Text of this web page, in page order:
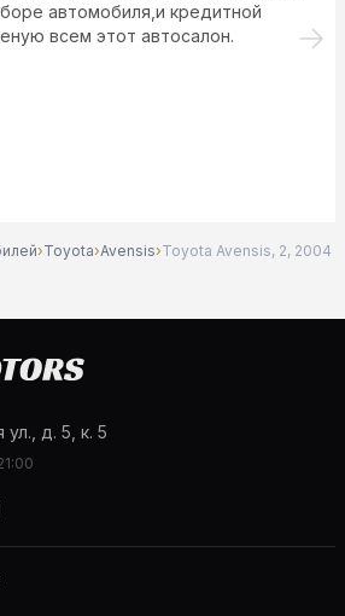
автомобиля,и кредитной
всем этот автосалон.
›Toyota›Avensis›Toyota Avensis, 2, 2004
д. 5, к. 5